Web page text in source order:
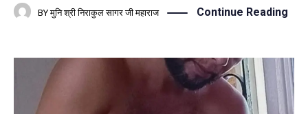
BY मुनि श्री निराकुल सागर जी महाराज Continue Reading